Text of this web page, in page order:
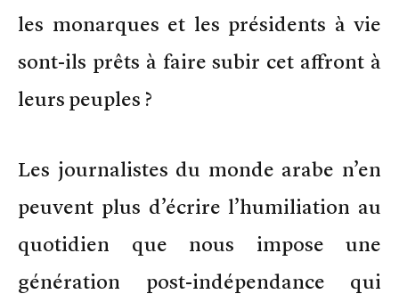
les monarques et les présidents à vie
sont-ils prêts à faire subir cet affront à
leurs peuples ?
Les journalistes du monde arabe n’en
peuvent plus d’écrire l’humiliation au
quotidien que nous impose une
génération post-indépendance qui